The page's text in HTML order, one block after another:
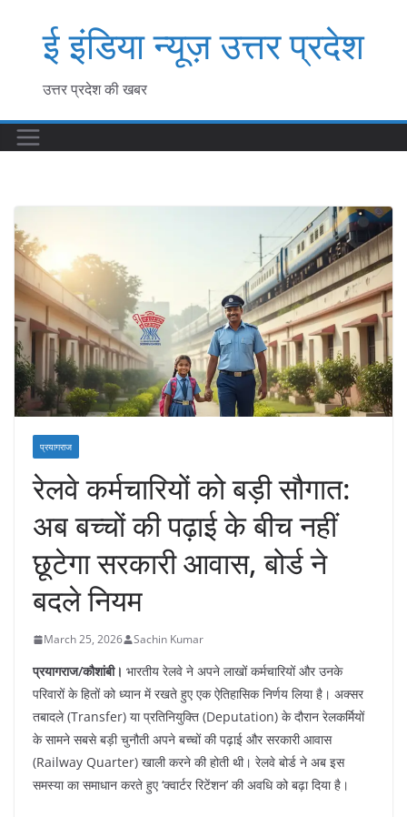
contentई इंडिया न्यूज़ उत्तर प्रदेश
उत्तर प्रदेश की खबर
प्रयागराज
रेलवे कर्मचारियों को बड़ी सौगात:
अब बच्चों की पढ़ाई के बीच नहीं
छूटेगा सरकारी आवास, बोर्ड ने
बदले नियम
March 25, 2026 Sachin Kumar
प्रयागराज/कौशांबी। भारतीय रेलवे ने अपने लाखों कर्मचारियों और उनके
परिवारों के हितों को ध्यान में रखते हुए एक ऐतिहासिक निर्णय लिया है। अक्सर
तबादले (Transfer) या प्रतिनियुक्ति (Deputation) के दौरान रेलकर्मियों
के सामने सबसे बड़ी चुनौती अपने बच्चों की पढ़ाई और सरकारी आवास
(Railway Quarter) खाली करने की होती थी। रेलवे बोर्ड ने अब इस
समस्या का समाधान करते हुए ‘क्वार्टर रिटेंशन’ की अवधि को बढ़ा दिया है।